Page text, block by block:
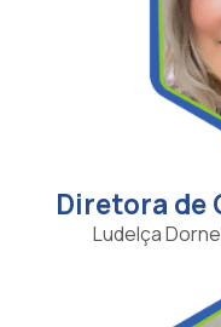
Diretora de
Ludelça